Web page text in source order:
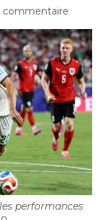
commentaire
performances